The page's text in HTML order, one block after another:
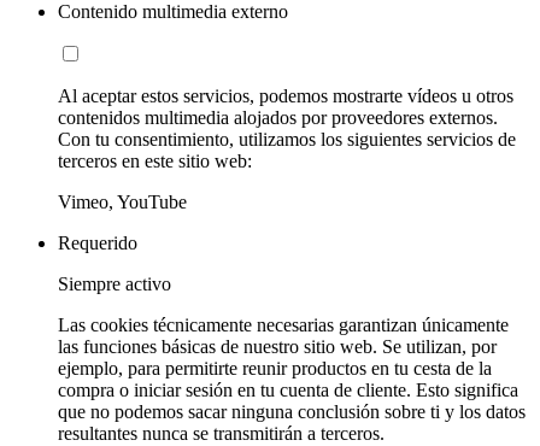
Contenido multimedia externo
Al aceptar estos servicios, podemos mostrarte vídeos u otros
contenidos multimedia alojados por proveedores externos.
Con tu consentimiento, utilizamos los siguientes servicios de
terceros en este sitio web:
Vimeo, YouTube
Requerido
Siempre activo
Las cookies técnicamente necesarias garantizan únicamente
las funciones básicas de nuestro sitio web. Se utilizan, por
ejemplo, para permitirte reunir productos en tu cesta de la
compra o iniciar sesión en tu cuenta de cliente. Esto significa
que no podemos sacar ninguna conclusión sobre ti y los datos
resultantes nunca se transmitirán a terceros.